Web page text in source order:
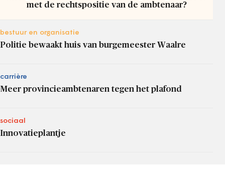
met de rechtspositie van de ambtenaar?
bestuur en organisatie
Politie bewaakt huis van burgemeester Waalre
carrière
Meer provincieambtenaren tegen het plafond
sociaal
Innovatieplantje